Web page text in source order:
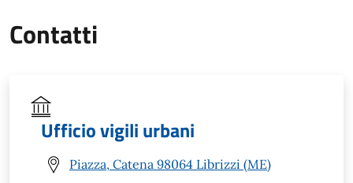
Contatti
Ufficio vigili urbani
Piazza, Catena 98064 Librizzi (ME)